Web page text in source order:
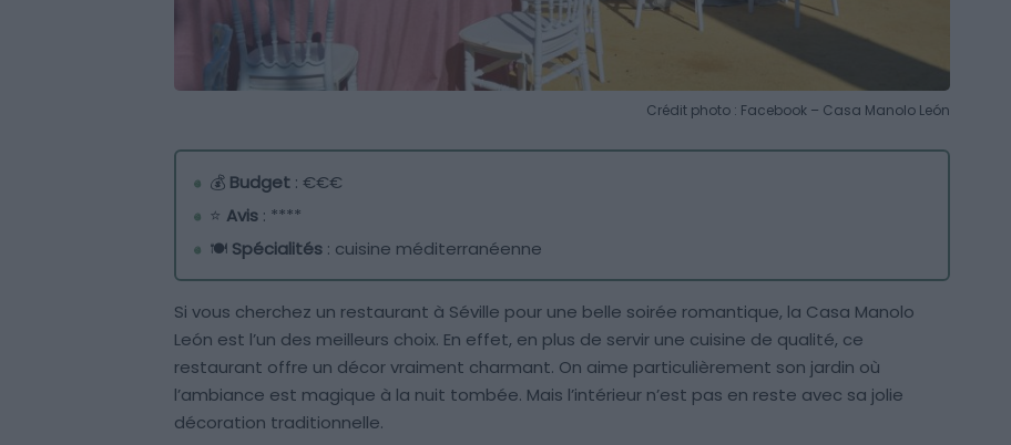
Crédit photo : Facebook – Casa Manolo León
💰 Budget : €€€
⭐ Avis : ****
🍽️ Spécialités : cuisine méditerranéenne
Si vous cherchez un restaurant à Séville pour une belle soirée romantique, la Casa Manolo
León est l’un des meilleurs choix. En effet, en plus de servir une cuisine de qualité, ce
restaurant offre un décor vraiment charmant. On aime particulièrement son jardin où
l’ambiance est magique à la nuit tombée. Mais l’intérieur n’est pas en reste avec sa jolie
décoration traditionnelle.